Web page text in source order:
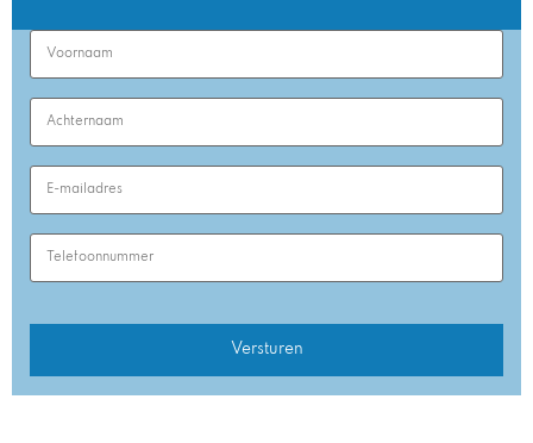
First
Name
(Required)
Last
Name
(Required)
Email
Address
(Required)
Phone
Number
(Required)